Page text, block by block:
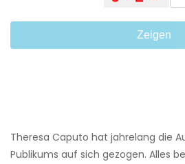
Zeigen
Theresa Caputo hat jahrelang die
Publikums auf sich gezogen. Alles